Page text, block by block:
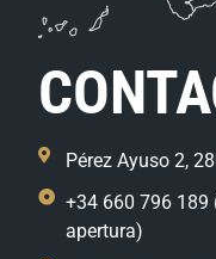
Pérez Ayuso 2,
+34 660 796 189
apertura)